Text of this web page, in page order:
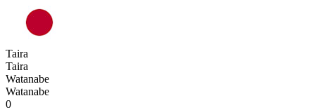
Taira
Taira
Watanabe
Watanabe
0